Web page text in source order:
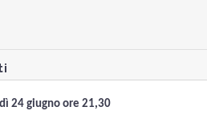
24 giugno ore 21,30